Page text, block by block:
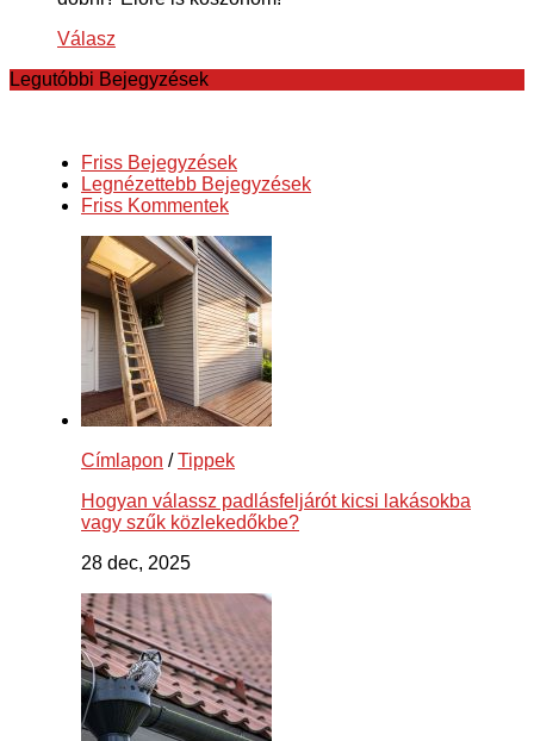
Válasz
Legutóbbi Bejegyzések
Friss Bejegyzések
Legnézettebb Bejegyzések
Friss Kommentek
Címlapon /Tippek
Hogyan válassz padlásfeljárót kicsi lakásokba
vagy szűk közlekedőkbe?
28 dec, 2025